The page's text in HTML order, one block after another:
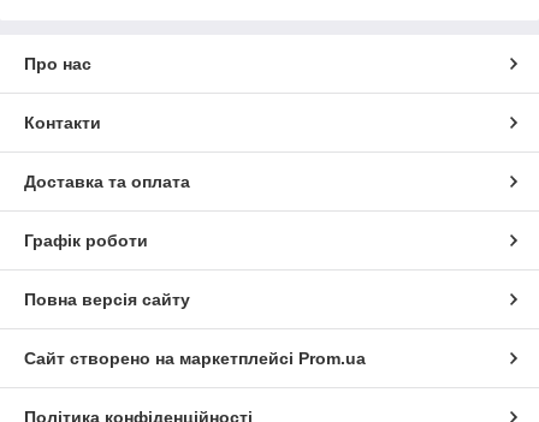
Про нас
Контакти
Доставка та оплата
Графік роботи
Повна версія сайту
Сайт створено на маркетплейсі Prom.ua
Політика конфіденційності